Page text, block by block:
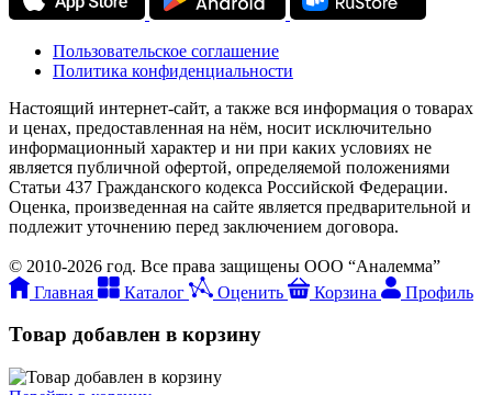
Пользовательское соглашение
Политика конфиденциальности
Настоящий интернет-сайт, а также вся информация о товарах
и ценах, предоставленная на нём, носит исключительно
информационный характер и ни при каких условиях не
является публичной офертой, определяемой положениями
Статьи 437 Гражданского кодекса Российской Федерации.
Оценка, произведенная на сайте является предварительной и
подлежит уточнению перед заключением договора.
© 2010-2026 год. Все права защищены ООО “Аналемма”
Главная
Каталог Оценить Корзина Профиль
Товар добавлен в корзину